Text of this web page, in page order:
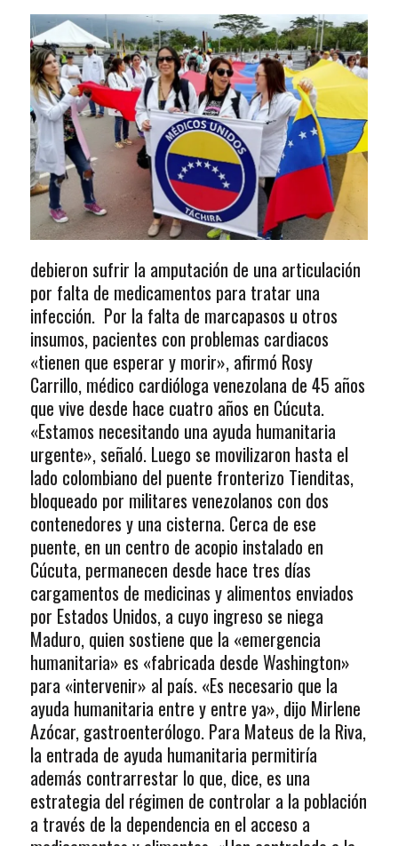
debieron sufrir la amputación de una articulación
por falta de medicamentos para tratar una
infección. Por la falta de marcapasos u otros
insumos, pacientes con problemas cardiacos
«tienen que esperar y morir», afirmó Rosy
Carrillo, médico cardióloga venezolana de 45 años
que vive desde hace cuatro años en Cúcuta.
«Estamos necesitando una ayuda humanitaria
urgente», señaló. Luego se movilizaron hasta el
lado colombiano del puente fronterizo Tienditas,
bloqueado por militares venezolanos con dos
contenedores y una cisterna. Cerca de ese
puente, en un centro de acopio instalado en
Cúcuta, permanecen desde hace tres días
cargamentos de medicinas y alimentos enviados
por Estados Unidos, a cuyo ingreso se niega
Maduro, quien sostiene que la «emergencia
humanitaria» es «fabricada desde Washington»
para «intervenir» al país. «Es necesario que la
ayuda humanitaria entre y entre ya», dijo Mirlene
Azócar, gastroenterólogo. Para Mateus de la Riva,
la entrada de ayuda humanitaria permitiría
además contrarrestar lo que, dice, es una
estrategia del régimen de controlar a la población
a través de la dependencia en el acceso a